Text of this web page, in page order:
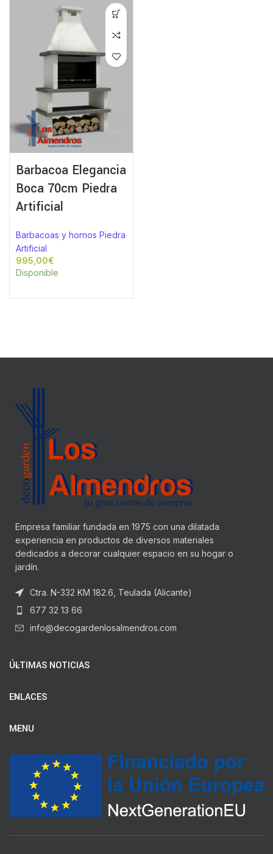
Barbacoa Elegancia
Boca 70cm Piedra
Artificial
Barbacoas y hornos Piedra
Artificial
€
Disponible
Empresa familiar fundada en 1975 con una dilatada
experiencia en productos de diversos materiales
dedicados a decorar cualquier espacio en su hogar o
jardín.
Ctra. N-332 KM 182.6, Teulada (Alicante)
677 32 13 66
info@decogardenlosalmendros.com
ÚLTIMAS NOTICIAS
ENLACES
MENU